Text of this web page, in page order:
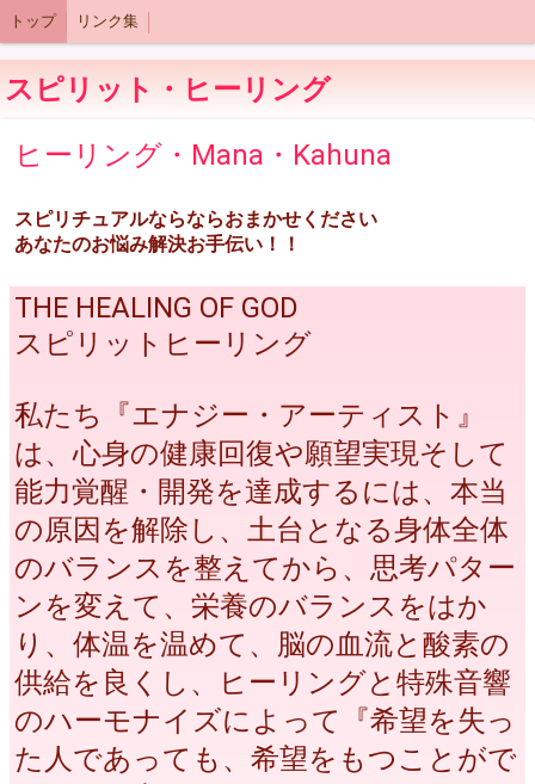
トップ リンク集
スピリット・ヒーリング
ヒーリング・Mana・Kahuna
スピリチュアルならならおまかせください
あなたのお悩み解決お手伝い！！
THE HEALING OF GOD
スピリットヒーリング
私たち『エナジー・アーティスト』
は、心身の健康回復や願望実現そして
能力覚醒・開発を達成するには、本当
の原因を解除し、土台となる身体全体
のバランスを整えてから、思考パター
ンを変えて、栄養のバランスをはか
り、体温を温めて、脳の血流と酸素の
供給を良くし、ヒーリングと特殊音響
のハーモナイズによって『希望を失っ
た人であっても、希望をもつことがで